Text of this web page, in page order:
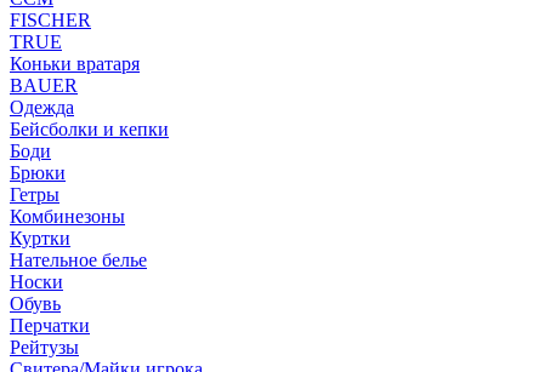
FISCHER
TRUE
Коньки вратаря
BAUER
Одежда
Бейсболки и кепки
Боди
Брюки
Гетры
Комбинезоны
Куртки
Нательное белье
Носки
Обувь
Перчатки
Рейтузы